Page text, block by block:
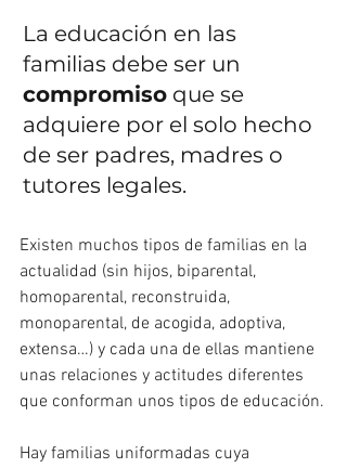
La educación en las
familias debe ser un
compromiso que se
adquiere por el solo hecho
de ser padres, madres o
tutores legales.
Existen muchos tipos de familias en la
actualidad (sin hijos, biparental,
homoparental, reconstruida,
monoparental, de acogida, adoptiva,
extensa…) y cada una de ellas mantiene
unas relaciones y actitudes diferentes
que conforman unos tipos de educación.
Hay familias uniformadas cuya